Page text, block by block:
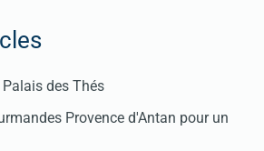
des Thés
Provence d'Antan pour un